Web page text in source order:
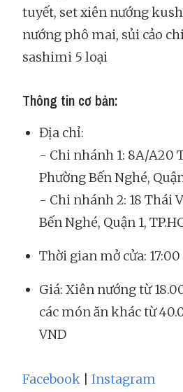
tuyết, set xiên nướng
nướng phô mai, sủi cảo
sashimi 5 loại
Thông tin cơ bản:
Địa chỉ:
- Chi nhánh 1: 8A/A20
Phường Bến Nghé,
- Chi nhánh 2: 18 Thái
Bến Nghé, Quận 1,
Thời gian mở cửa:
Giá: Xiên nướng từ
các món ăn khác từ
VND
Facebook Instagram